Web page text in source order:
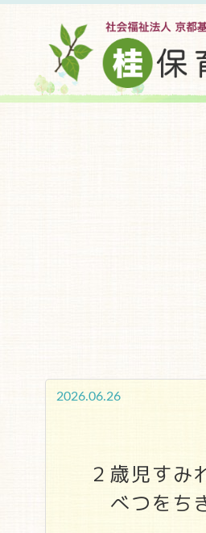
2026.06.26
２歳児すみ
べつをち